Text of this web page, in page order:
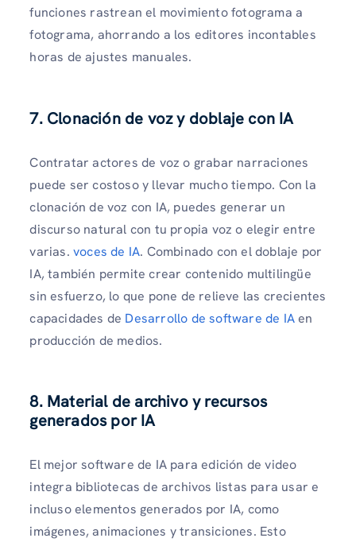
funciones rastrean el movimiento fotograma a
fotograma, ahorrando a los editores incontables
horas de ajustes manuales.
7. Clonación de voz y doblaje con IA
Contratar actores de voz o grabar narraciones
puede ser costoso y llevar mucho tiempo. Con la
clonación de voz con IA, puedes generar un
discurso natural con tu propia voz o elegir entre
varias. voces de IA. Combinado con el doblaje por
IA, también permite crear contenido multilingüe
sin esfuerzo, lo que pone de relieve las crecientes
capacidades de Desarrollo de software de IAen
producción de medios.
8. Material de archivo y recursos
generados por IA
El mejor software de IA para edición de video
integra bibliotecas de archivos listas para usar e
incluso elementos generados por IA, como
imágenes, animaciones y transiciones. Esto